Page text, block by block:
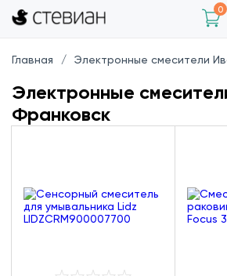
0
Главная Электронные смесители
Электронные
Франковск